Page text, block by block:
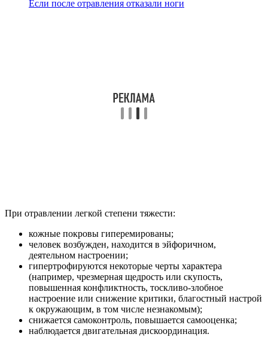
Если после отравления отказали ноги
При отравлении легкой степени тяжести:
кожные покровы гиперемированы;
человек возбужден, находится в эйфоричном,
деятельном настроении;
гипертрофируются некоторые черты характера
(например, чрезмерная щедрость или скупость,
повышенная конфликтность, тоскливо-злобное
настроение или снижение критики, благостный настрой
к окружающим, в том числе незнакомым);
снижается самоконтроль, повышается самооценка;
наблюдается двигательная дискоординация.